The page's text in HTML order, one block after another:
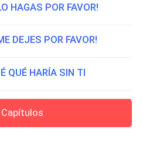
HAGAS POR FAVOR!
DEJES POR FAVOR!
QUÉ HARÍA SIN TI